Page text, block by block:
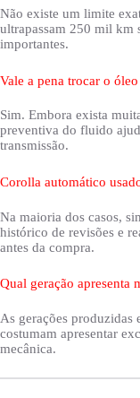
Não existe um limite
ultrapassam 250 mil km
importantes.
Vale a pena trocar o
Sim. Embora exista
preventiva do fluido
transmissão.
Corolla automático
Na maioria dos casos,
histórico de revisões e
antes da compra.
Qual geração apresenta
As gerações produzidas
costumam apresentar
mecânica.